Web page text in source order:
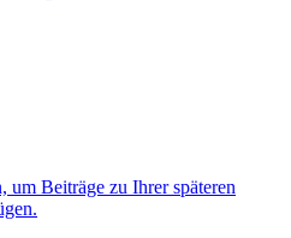
um Beiträge zu Ihrer späteren